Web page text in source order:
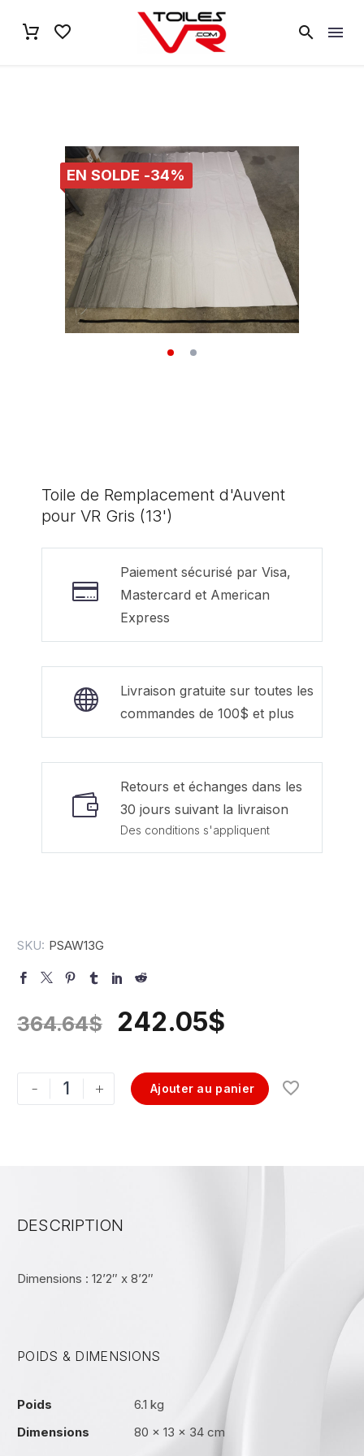
EN SOLDE -34%
Toile de Remplacement d'Auvent
pour VR Gris (13')
Paiement sécurisé par Visa,
Mastercard et American
Express
Livraison gratuite sur toutes les
commandes de 100$ et plus
Retours et échanges dans les
30 jours suivant la livraison
Des conditions s'appliquent
SKU: PSAW13G
364.64$ 242.05$
- + Ajouter au panier
DESCRIPTION
Dimensions : 12’2″ x 8’2″
POIDS & DIMENSIONS
Poids
6.1 kg
Dimensions
80 × 13 × 34 cm